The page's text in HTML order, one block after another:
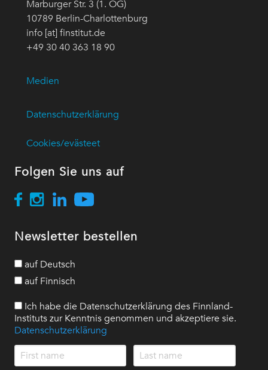
Marburger Str. 3 (1. OG)
10789 Berlin-Charlottenburg
info [at] finstitut.de
+49 30 40 363 18 90
Medien
Datenschutzerklärung
Cookies/evästeet
Folgen Sie uns auf
Newsletter bestellen
auf Deutsch
auf Finnisch
Ich habe die Datenschutzerklärung des Finnland-
Instituts zur Kenntnis genommen und akzeptiere sie.
Datenschutzerklärung